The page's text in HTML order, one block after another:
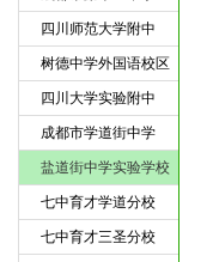
四川师范大学附中
树德中学外国语校区
四川大学实验附中
成都市学道街中学
盐道街中学实验学校
七中育才学道分校
七中育才三圣分校